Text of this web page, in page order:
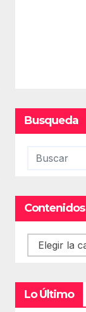
Busqueda
Contenidos
Contenidos
Lo Último